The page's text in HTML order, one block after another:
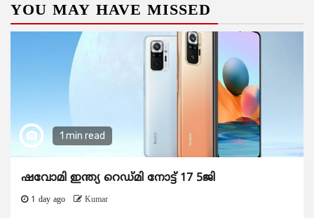
YOU MAY HAVE MISSED
1 min read
ഷവോമി ഇന്ത്യ റെഡ്മി നോട്ട് 17 5ജി
1 day ago Kumar